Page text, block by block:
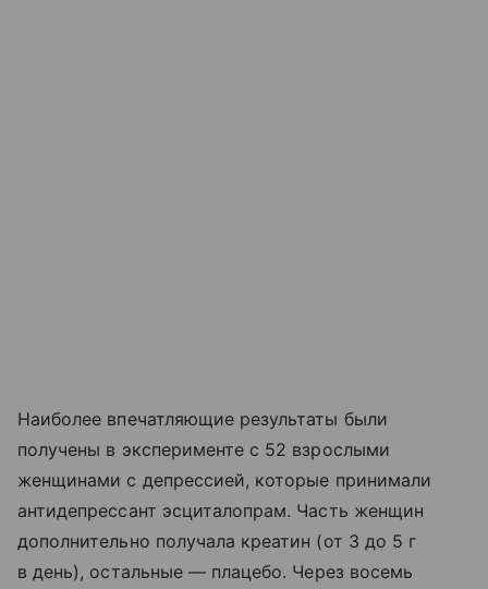
Наиболее впечатляющие результаты были
получены в эксперименте с 52 взрослыми
женщинами с депрессией, которые принимали
антидепрессант эсциталопрам. Часть женщин
дополнительно получала креатин (от 3 до 5 г
в день), остальные — плацебо. Через восемь